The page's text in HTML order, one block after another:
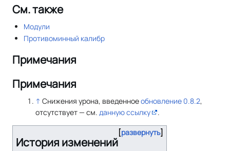
См. также
Модули
Противоминный калибр
Примечания
Примечания
↑ Снижения урона, введенноеобновление 0.8.2,
отсутствует — см. данную ссылку .
развернуть
История изменений